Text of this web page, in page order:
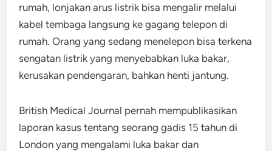
rumah, lonjakan arus listrik bisa mengalir melalui
kabel tembaga langsung ke gagang telepon di
rumah. Orang yang sedang menelepon bisa terkena
sengatan listrik yang menyebabkan luka bakar,
kerusakan pendengaran, bahkan henti jantung.
British Medical Journal pernah mempublikasikan
laporan kasus tentang seorang gadis 15 tahun di
London yang mengalami luka bakar dan